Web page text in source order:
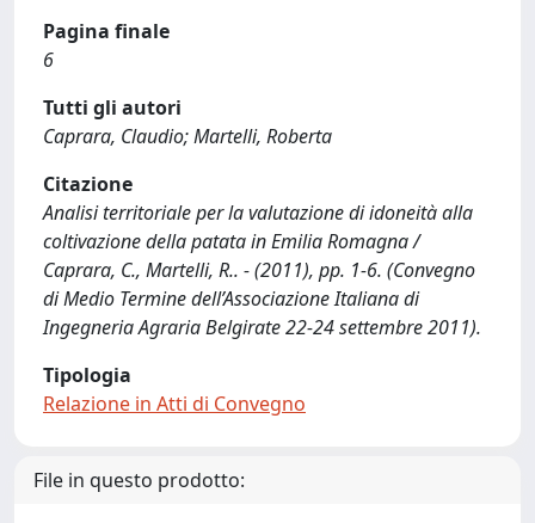
Pagina finale
6
Tutti gli autori
Caprara, Claudio; Martelli, Roberta
Citazione
Analisi territoriale per la valutazione di idoneità alla
coltivazione della patata in Emilia Romagna /
Caprara, C., Martelli, R.. - (2011), pp. 1-6. (Convegno
di Medio Termine dell’Associazione Italiana di
Ingegneria Agraria Belgirate 22-24 settembre 2011).
Tipologia
Relazione in Atti di Convegno
File in questo prodotto: